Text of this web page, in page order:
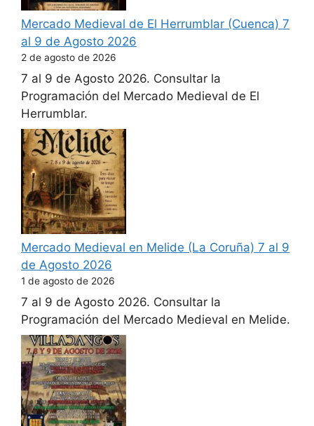
Mercado Medieval de El Herrumblar (Cuenca) 7
al 9 de Agosto 2026
2 de agosto de 2026
7 al 9 de Agosto 2026. Consultar la
Programación del Mercado Medieval de El
Herrumblar.
Mercado Medieval en Melide (La Coruña) 7 al 9
de Agosto 2026
1 de agosto de 2026
7 al 9 de Agosto 2026. Consultar la
Programación del Mercado Medieval en Melide.